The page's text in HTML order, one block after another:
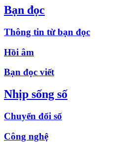
Bạn đọc
Thông tin từ bạn đọc
Hồi âm
Bạn đọc viết
Nhịp sống số
Chuyển đổi số
Công nghệ